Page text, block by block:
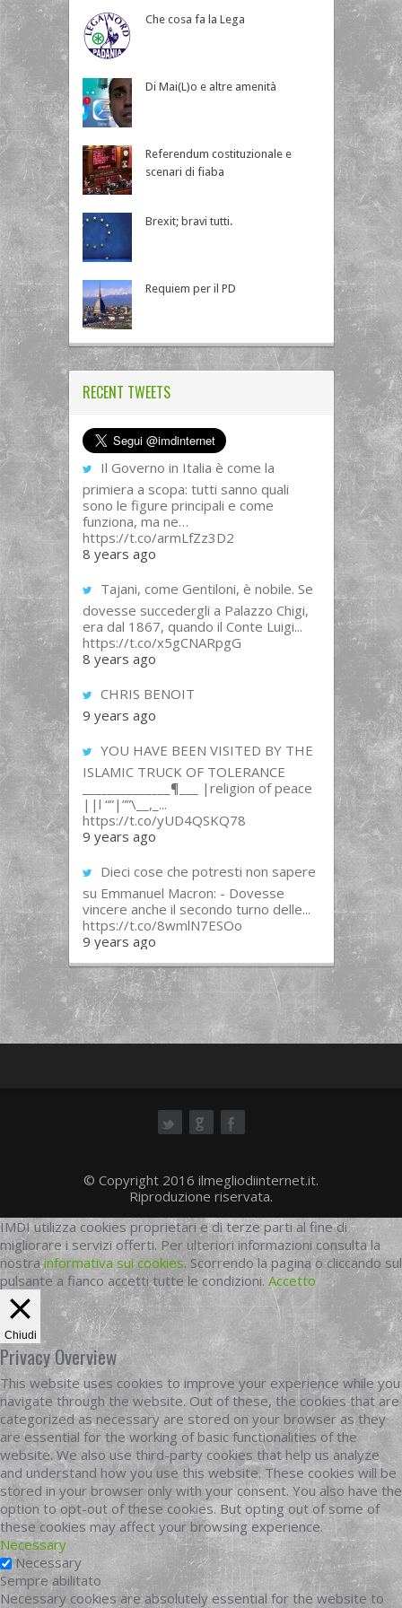
Che cosa fa la Lega
Di Mai(L)o e altre amenità
Referendum costituzionale e
scenari di fiaba
Brexit; bravi tutti.
Requiem per il PD
RECENT TWEETS
Il Governo in Italia è come la
primiera a scopa: tutti sanno quali
sono le figure principali e come
funziona, ma ne…
https://t.co/armLfZz3D2
8 years ago
Tajani, come Gentiloni, è nobile. Se
dovesse succedergli a Palazzo Chigi,
era dal 1867, quando il Conte Luigi...
https://t.co/x5gCNARpgG
8 years ago
CHRIS BENOIT
9 years ago
YOU HAVE BEEN VISITED BY THE
ISLAMIC TRUCK OF TOLERANCE
______________¶___ |religion of peace
||l “”|””\__,_...
https://t.co/yUD4QSKQ78
9 years ago
Dieci cose che potresti non sapere
su Emmanuel Macron: - Dovesse
vincere anche il secondo turno delle...
https://t.co/8wmlN7ESOo
9 years ago
© Copyright 2016 ilmegliodiinternet.it.
Riproduzione riservata.
IMDI utilizza cookies proprietari e di terze parti al fine di
migliorare i servizi offerti. Per ulteriori informazioni consulta la
nostrainformativa sui cookies. Scorrendo la pagina o cliccando sul
pulsante a fianco accetti tutte le condizioni. Accetto
Chiudi
Privacy Overview
This website uses cookies to improve your experience while you
navigate through the website. Out of these, the cookies that are
categorized as necessary are stored on your browser as they
are essential for the working of basic functionalities of the
website. We also use third-party cookies that help us analyze
and understand how you use this website. These cookies will be
stored in your browser only with your consent. You also have the
option to opt-out of these cookies. But opting out of some of
these cookies may affect your browsing experience.
Necessary
Necessary
Sempre abilitato
Necessary cookies are absolutely essential for the website to